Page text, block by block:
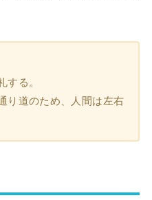
する。
り道のため、人間は左右